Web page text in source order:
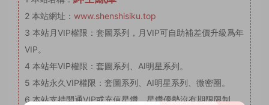
2 本站網址： www.shenshisiku.top
3 本站月VIP權限：套圖系列，月VIP可自助補差價升級爲年
VIP。
4 本站年VIP權限：套圖系列、AI明星系列。
5 本站永久VIP權限：套圖系列、AI明星系列、微密圈。
6本站支持開通VIP或充值星鑽，星鑽優勢沒有期限限制，